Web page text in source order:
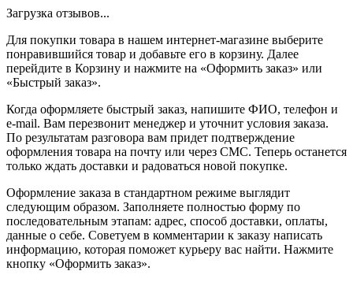
Загрузка отзывов...
Для покупки товара в нашем интернет-магазине выберите
понравившийся товар и добавьте его в корзину. Далее
перейдите в Корзину и нажмите на «Оформить заказ» или
«Быстрый заказ».
Когда оформляете быстрый заказ, напишите ФИО, телефон и
e-mail. Вам перезвонит менеджер и уточнит условия заказа.
По результатам разговора вам придет подтверждение
оформления товара на почту или через СМС. Теперь останется
только ждать доставки и радоваться новой покупке.
Оформление заказа в стандартном режиме выглядит
следующим образом. Заполняете полностью форму по
последовательным этапам: адрес, способ доставки, оплаты,
данные о себе. Советуем в комментарии к заказу написать
информацию, которая поможет курьеру вас найти. Нажмите
кнопку «Оформить заказ».